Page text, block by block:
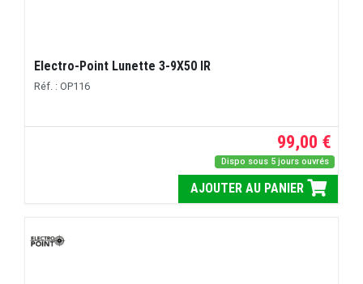
Electro-Point Lunette 3-9X50 IR
Réf. : OP116
99,00 €
Dispo sous 5 jours ouvrés
AJOUTER AU PANIER